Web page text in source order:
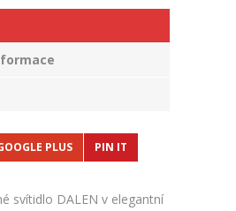
PLUS PIN IT
svítidlo DALEN v elegantní